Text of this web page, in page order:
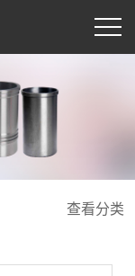
查看分类